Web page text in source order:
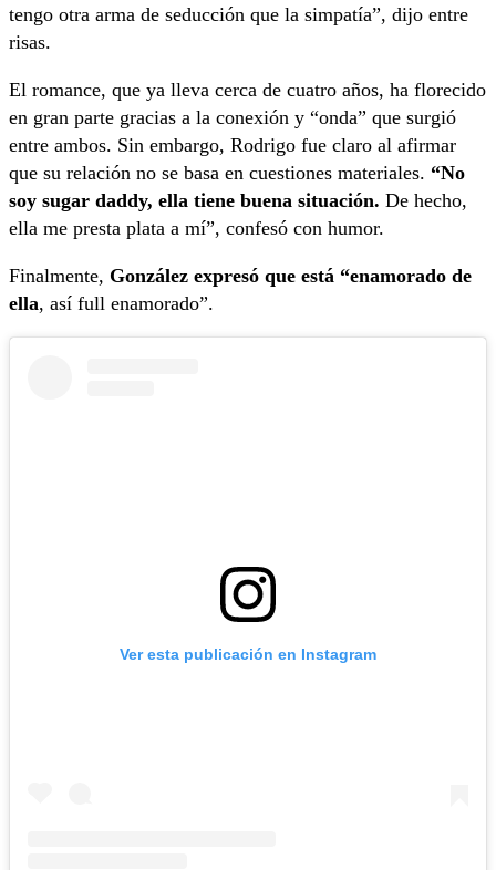
tengo otra arma de seducción que la simpatía”, dijo entre
risas.
El romance, que ya lleva cerca de cuatro años, ha florecido
en gran parte gracias a la conexión y “onda” que surgió
entre ambos. Sin embargo, Rodrigo fue claro al afirmar
que su relación no se basa en cuestiones materiales. “No
soy sugar daddy, ella tiene buena situación. De hecho,
ella me presta plata a mí”, confesó con humor.
Finalmente, González expresó que está “enamorado de
ella, así full enamorado”.
Ver esta publicación en Instagram